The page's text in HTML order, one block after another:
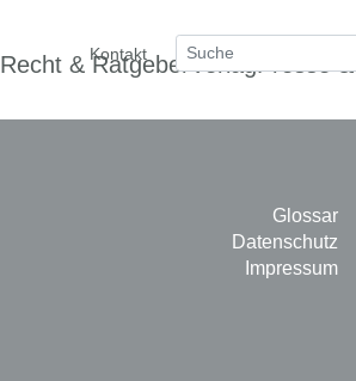
Kontakt
Recht & RatgeberVerlagPresse
Glossar
Datenschutz
Impressum